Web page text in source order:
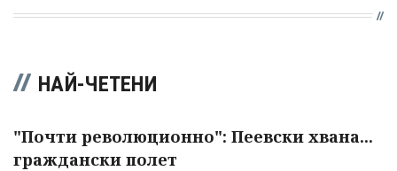
НАЙ-ЧЕТЕНИ
"Почти революционно": Пеевски хвана...
граждански полет